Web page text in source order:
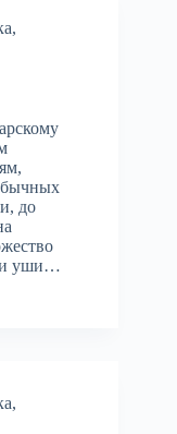
,
до
и уши…
,